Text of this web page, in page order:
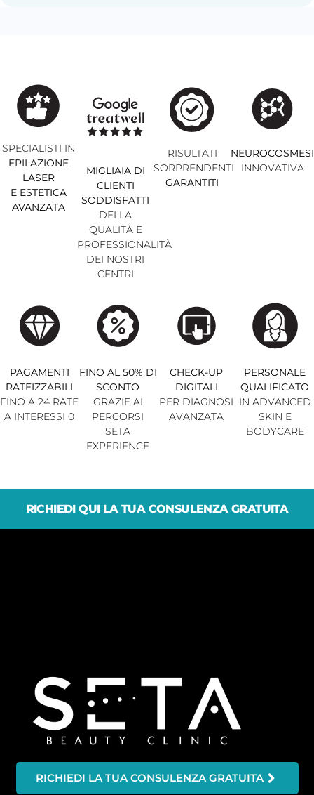
SPECIALISTI IN
EPILAZIONE
LASER
E ESTETICA
AVANZATA
MIGLIAIA DI
CLIENTI
SODDISFATTI
DELLA
QUALITÀ E
PROFESSIONALITÀ
DEI NOSTRI
CENTRI
RISULTATI
SORPRENDENTI
GARANTITI
NEUROCOSMESI
INNOVATIVA
PAGAMENTI
RATEIZZABILI
FINO A 24 RATE
A INTERESSI 0
FINO AL 50% DI
SCONTO
GRAZIE AI
PERCORSI
SETA
EXPERIENCE
CHECK-UP
DIGITALI
PER DIAGNOSI
AVANZATA
PERSONALE
QUALIFICATO
IN ADVANCED
SKIN E
BODYCARE
RICHIEDI QUI LA TUA CONSULENZA GRATUITA
RICHIEDI LA TUA CONSULENZA GRATUITA